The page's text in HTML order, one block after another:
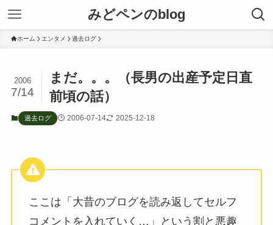
みどペンのblog
ホーム エンタメ 過去ログ
まだ。。。（長男の出産予定日直
前頃の話）
2006
7/14
過去ログ 2006-07-14 2025-12-18
ここは「大昔のブログを読み返してセルフ
コメントを入れていく…」という割と悪趣